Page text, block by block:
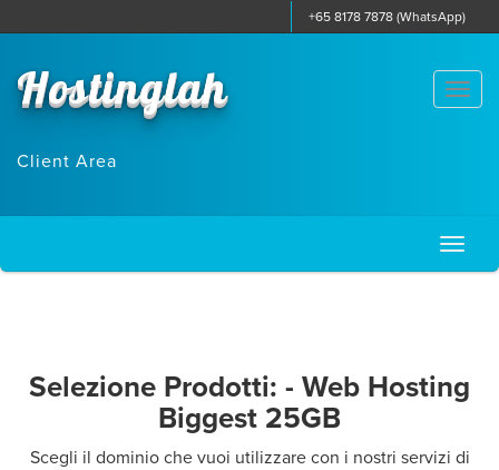
+65 8178 7878 (WhatsApp)
Hostinglah
Client Area
Selezione Prodotti: - Web Hosting
Biggest 25GB
Scegli il dominio che vuoi utilizzare con i nostri servizi di